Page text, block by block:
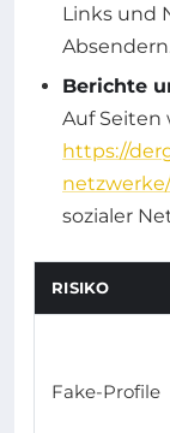
Links und
Berichte
Auf Seiten
https://
netzwerke/
sozialer
RISIKO
Fake-Profile